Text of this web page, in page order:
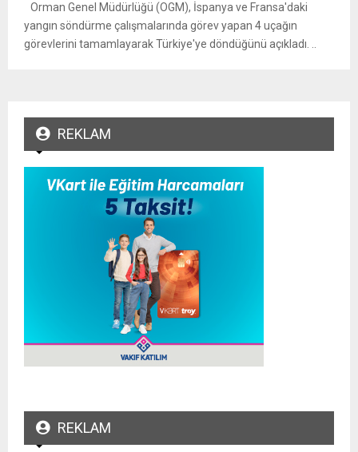
Orman Genel Müdürlüğü (OGM), İspanya ve Fransa'daki
yangın söndürme çalışmalarında görev yapan 4 uçağın
görevlerini tamamlayarak Türkiye'ye döndüğünü açıkladı. ..
REKLAM
REKLAM